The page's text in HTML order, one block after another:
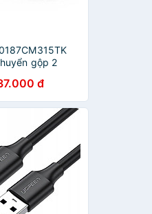
gộp 2
máy tính trên 1
1 ra - HÀNG
đ